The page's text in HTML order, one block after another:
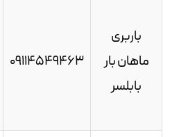
باربری
ماهان بار
بابلسر
09114549463